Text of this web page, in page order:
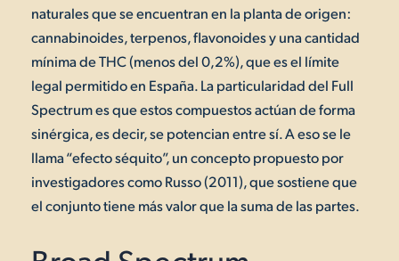
naturales que se encuentran en la planta de origen:
cannabinoides, terpenos, flavonoides y una cantidad
mínima de THC (menos del 0,2%), que es el límite
legal permitido en España. La particularidad del Full
Spectrum es que estos compuestos actúan de forma
sinérgica, es decir, se potencian entre sí. A eso se le
llama “efecto séquito”, un concepto propuesto por
investigadores como Russo (2011), que sostiene que
el conjunto tiene más valor que la suma de las partes.